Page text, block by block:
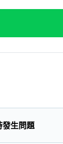
發生問題